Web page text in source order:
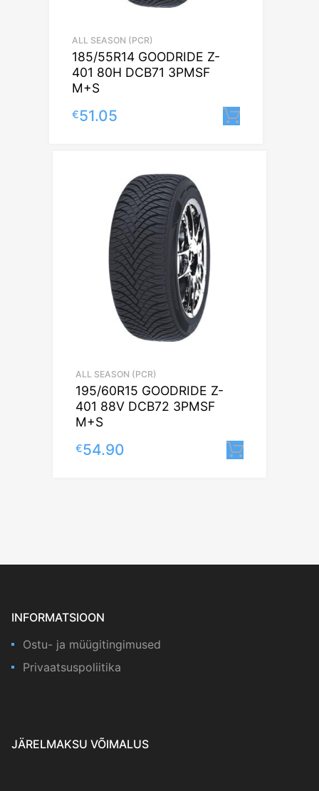
ALL SEASON (PCR)
185/55R14 GOODRIDE Z-
401 80H DCB71 3PMSF
M+S
€51.05
ALL SEASON (PCR)
195/60R15 GOODRIDE Z-
401 88V DCB72 3PMSF
M+S
€54.90
INFORMATSIOON
Ostu- ja müügitingimused
Privaatsuspoliitika
JÄRELMAKSU VÕIMALUS